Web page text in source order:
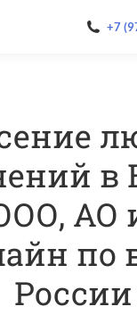
+7
в
АО
по
России